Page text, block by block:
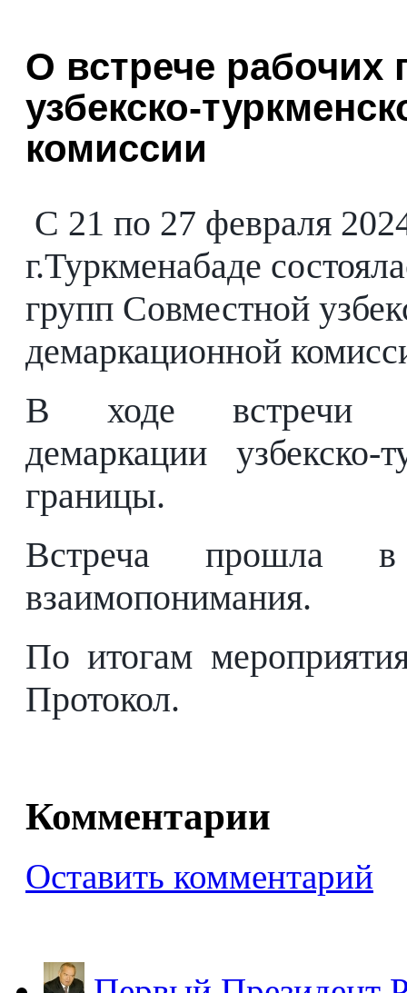
О встрече рабочих
узбекско-
комиссии
С 21 по 27 февраля
г.Туркменабаде
групп Совместной
демаркационной
В ходе встречи
демаркации узбекско-
границы.
Встреча прошла
взаимопонимания.
По итогам
Протокол.
Комментарии
Оставить комментарий